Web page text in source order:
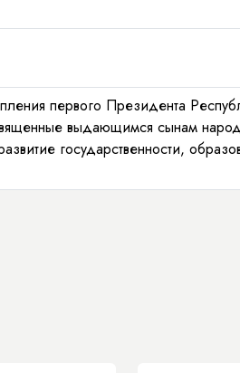
первого Президента
выдающимся сынам
государственности,